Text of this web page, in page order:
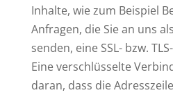
Inhalte, wie zum Beispiel
Anfragen, die Sie an uns
senden, eine SSL- bzw.
Eine verschlüsselte
daran, dass die